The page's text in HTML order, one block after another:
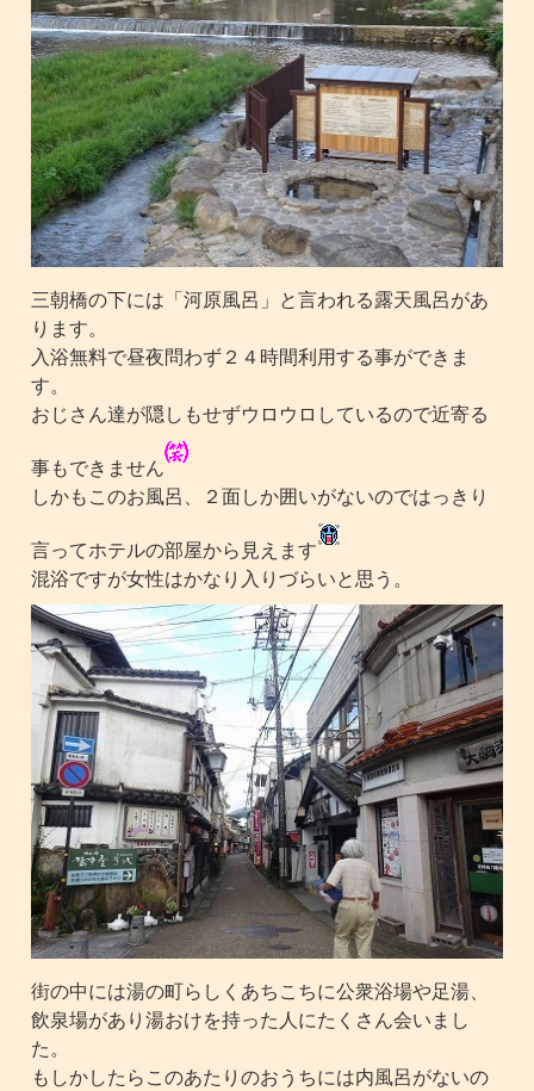
三朝橋の下には「河原風呂」と言われる露天風呂があ
ります。
入浴無料で昼夜問わず２４時間利用する事ができま
す。
おじさん達が隠しもせずウロウロしているので近寄る
事もできません
しかもこのお風呂、２面しか囲いがないのではっきり
言ってホテルの部屋から見えます
混浴ですが女性はかなり入りづらいと思う。
街の中には湯の町らしくあちこちに公衆浴場や足湯、
飲泉場があり湯おけを持った人にたくさん会いまし
た。
もしかしたらこのあたりのおうちには内風呂がないの